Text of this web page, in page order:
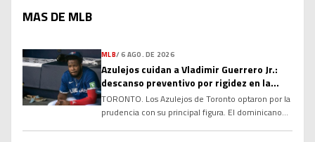
MAS DE MLB
MLB/6 AGO. DE 2026
Azulejos cuidan a Vladimir Guerrero Jr.:
descanso preventivo por rigidez en la
corva
TORONTO. Los Azulejos de Toronto optaron por la
prudencia con su principal figura. El dominicano